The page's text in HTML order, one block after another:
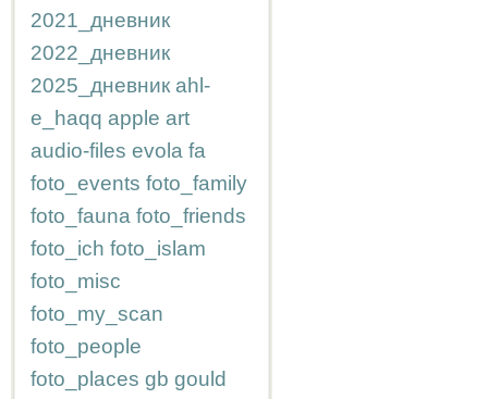
2021_дневник
2022_дневник
2025_дневник ahl-
e_haqq apple art
audio-files evola fa
foto_events foto_family
foto_fauna foto_friends
foto_ich foto_islam
foto_misc
foto_my_scan
foto_people
foto_places gb gould